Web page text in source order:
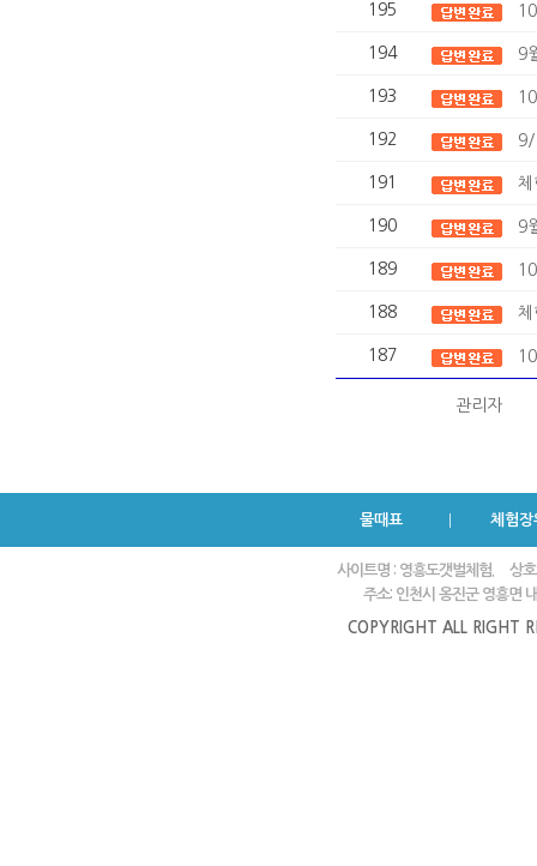
195
194 9
193
192 9/
191 체
190 9
189
188 체
187
관리자
물때표 체험장
사이트명 : 영흥도갯벌체험.
상
주소: 인천시 옹진군 영흥면
COPYRIGHT ALL RIGHT